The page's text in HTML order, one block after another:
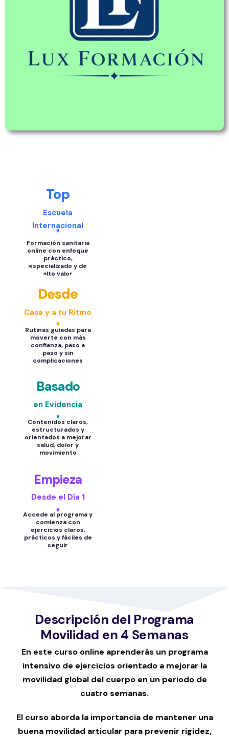
Top
Escuela
Internacional
Formación sanitaria
online con enfoque
práctico,
especializado y de
alto valor
Desde
Casa y a tu Ritmo
Rutinas guiadas para
moverte con más
confianza, paso a
paso y sin
complicaciones
Basado
en Evidencia
Contenidos claros,
estructurados y
orientados a mejorar
salud, dolor y
movimiento
Empieza
Desde el Día 1
Accede al programa y
comienza con
ejercicios claros,
prácticos y fáciles de
seguir
Descripción del Programa
Movilidad en 4 Semanas
En este curso online aprenderás un programa
intensivo de ejercicios orientado a mejorar la
movilidad global del cuerpo en un periodo de
cuatro semanas.
El curso aborda la importancia de mantener una
buena movilidad articular para prevenir rigidez,